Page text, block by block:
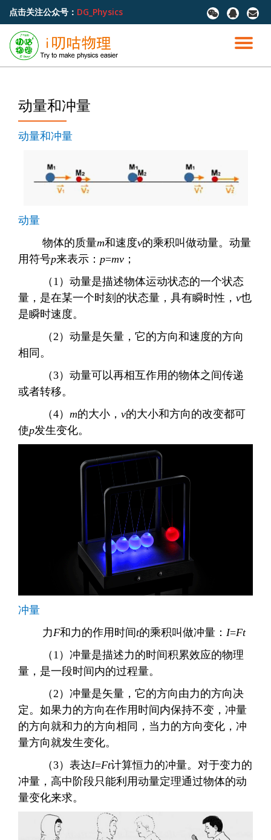
容
点击关注公众号： DG_Physics
fa-
wechat
fa-
qq
fa-
切
动量和冲量
动量和冲量
动量
物体的质量m和速度v的乘积叫做动量。动量
用符号p来表示： p=mv ；
（ 1 ）动量是描述物体运动状态的一个状态
量，是在某一个时刻的状态量，具有瞬时性， v也
是瞬时速度。
（2 ）动量是矢量，它的方向和速度的方向
相同。
（3）动量可以再相互作用的物体之间传递
或者转移。
（4） m的大小， v的大小和方向的改变都可
使p发生变化。
冲量
力F和力的作用时间t的乘积叫做冲量： I=Ft
（ 1 ）冲量是描述力的时间积累效应的物理
量，是一段时间内的过程量。
（2 ）冲量是矢量，它的方向由力的方向决
定。如果力的方向在作用时间内保持不变，冲量
的方向就和力的方向相同，当力的方向变化，冲
量方向就发生变化。
（3）表达I=Ft计算恒力的冲量。对于变力的
冲量，高中阶段只能利用动量定理通过物体的动
量变化来求。